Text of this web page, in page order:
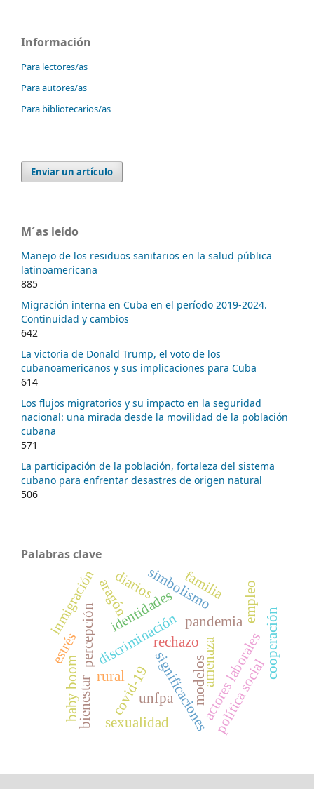
Información
Para lectores/as
Para autores/as
Para bibliotecarios/as
Enviar un artículo
M´as leído
Manejo de los residuos sanitarios en la salud pública
latinoamericana
885
Migración interna en Cuba en el período 2019-2024.
Continuidad y cambios
642
La victoria de Donald Trump, el voto de los
cubanoamericanos y sus implicaciones para Cuba
614
Los flujos migratorios y su impacto en la seguridad
nacional: una mirada desde la movilidad de la población
cubana
571
La participación de la población, fortaleza del sistema
cubano para enfrentar desastres de origen natural
506
Palabras clave
rechazo
discriminación
identidades pandemia
covid-19
percepción
significaciones
amenaza
inmigración simbolismo
bienestar actores laborales
política social
cooperación
sexualidad
unfpa
aragón
baby boom rural
diarios
estrés
familia empleo
modelos